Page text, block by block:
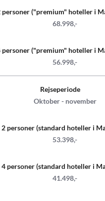
personer ("premium" hoteller i
68.998,-
personer ("premium" hoteller i
56.998,-
Rejseperiode
Oktober - november
2 personer (standard hoteller i
53.398,-
4 personer (standard hoteller i
41.498,-